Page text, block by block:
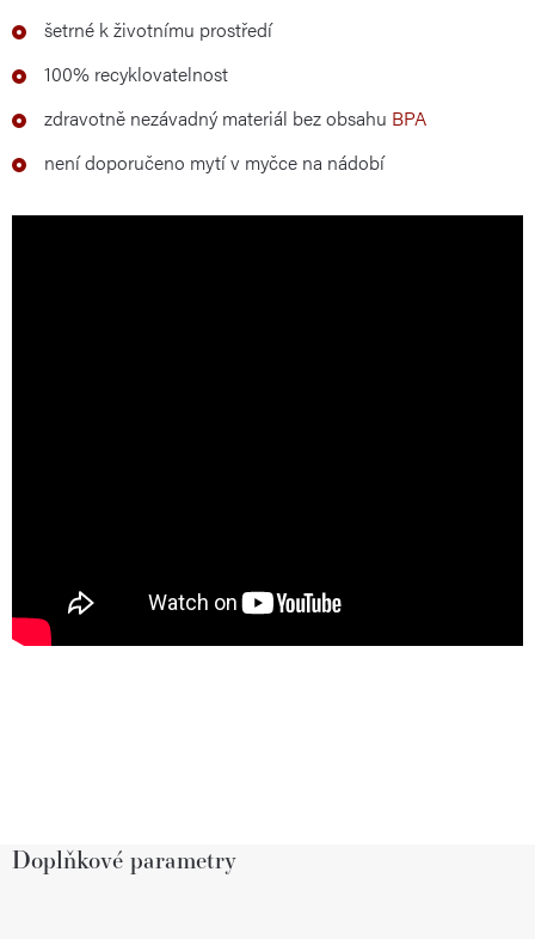
šetrné k životnímu prostředí
100% recyklovatelnost
zdravotně nezávadný materiál bez obsahu BPA
není doporučeno mytí v myčce na nádobí
Doplňkové parametry